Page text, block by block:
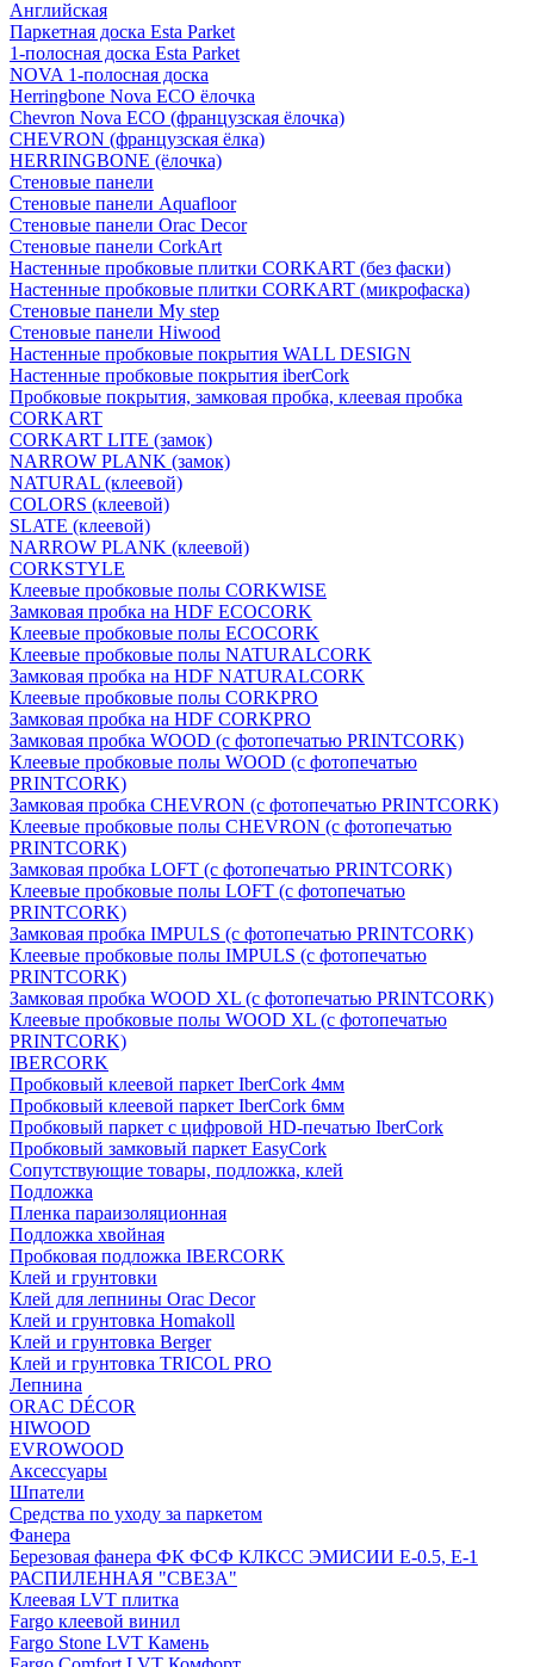
Английская
Паркетная доска Esta Parket
1-полосная доска Esta Parket
NOVA 1-полосная доска
Herringbone Nova ECO ёлочка
Chevron Nova ECO (французская ёлочка)
CHEVRON (французская ёлка)
HERRINGBONE (ёлочка)
Стеновые панели
Стеновые панели Aquafloor
Стеновые панели Orac Decor
Стеновые панели CorkArt
Настенные пробковые плитки CORKART (без фаски)
Настенные пробковые плитки CORKART (микрофаска)
Стеновые панели My step
Стеновые панели Hiwood
Настенные пробковые покрытия WALL DESIGN
Настенные пробковые покрытия iberCork
Пробковые покрытия, замковая пробка, клеевая пробка
CORKART
CORKART LITE (замок)
NARROW PLANK (замок)
NATURAL (клеевой)
COLORS (клеевой)
SLATE (клеевой)
NARROW PLANK (клеевой)
CORKSTYLE
Клеевые пробковые полы CORKWISE
Замковая пробка на HDF ECOCORK
Клеевые пробковые полы ECOCORK
Клеевые пробковые полы NATURALCORK
Замковая пробка на HDF NATURALCORK
Клеевые пробковые полы CORKPRO
Замковая пробка на HDF CORKPRO
Замковая пробка WOOD (с фотопечатью PRINTCORK)
Клеевые пробковые полы WOOD (с фотопечатью
PRINTCORK)
Замковая пробка CHEVRON (с фотопечатью PRINTCORK)
Клеевые пробковые полы CHEVRON (с фотопечатью
PRINTCORK)
Замковая пробка LOFT (с фотопечатью PRINTCORK)
Клеевые пробковые полы LOFT (с фотопечатью
PRINTCORK)
Замковая пробка IMPULS (с фотопечатью PRINTCORK)
Клеевые пробковые полы IMPULS (с фотопечатью
PRINTCORK)
Замковая пробка WOOD XL (с фотопечатью PRINTCORK)
Клеевые пробковые полы WOOD XL (с фотопечатью
PRINTCORK)
IBERCORK
Пробковый клеевой паркет IberCork 4мм
Пробковый клеевой паркет IberCork 6мм
Пробковый паркет с цифровой HD-печатью IberCork
Пробковый замковый паркет EasyCork
Сопутствующие товары, подложка, клей
Подложка
Пленка параизоляционная
Подложка хвойная
Пробковая подложка IBERCORK
Клей и грунтовки
Клей для лепнины Orac Decor
Клей и грунтовка Homakoll
Клей и грунтовка Berger
Клей и грунтовка TRICOL PRO
Лепнина
ORAC DÉCOR
HIWOOD
EVROWOOD
Аксессуары
Шпатели
Средства по уходу за паркетом
Фанера
Березовая фанера ФК ФСФ КЛКСС ЭМИСИИ Е-0.5, Е-1
РАСПИЛЕННАЯ "СВЕЗА"
Клеевая LVT плитка
Fargo клеевой винил
Fargo Stone LVT Камень